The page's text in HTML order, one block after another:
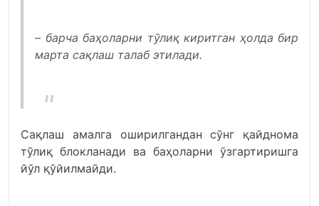
– барча баҳоларни тўлиқ киритган ҳолда бир
марта сақлаш талаб этилади.
Сақлаш амалга оширилгандан сўнг қайднома
тўлиқ блокланади ва баҳоларни ўзгартиришга
йўл қўйилмайди.